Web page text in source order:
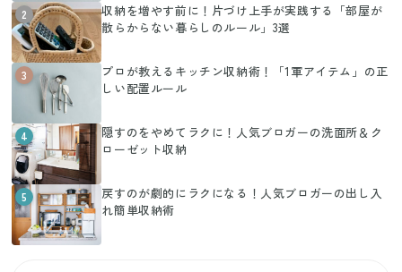
2
収納を増やす前に！片づけ上手が実践する「部屋が
散らからない暮らしのルール」3選
3
プロが教えるキッチン収納術！「1軍アイテム」の正
しい配置ルール
4
隠すのをやめてラクに！人気ブロガーの洗面所＆ク
ローゼット収納
5
戻すのが劇的にラクになる！人気ブロガーの出し入
れ簡単収納術